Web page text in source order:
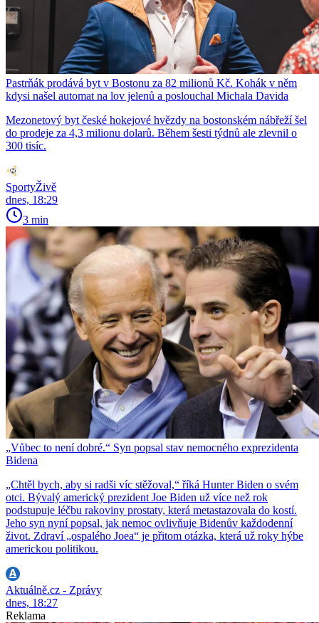
Pastrňák prodává byt v Bostonu za 82 milionů Kč. Kohák v něm
kdysi našel automat na lov jelenů a poslouchal Michala Davida
Mezonetový byt české hokejové hvězdy na bostonském nábřeží šel
do prodeje za 4,3 milionu dolarů. Během šesti týdnů ale zlevnil o
300 tisíc.
SportyŽivě
dnes, 18:29
3 min
„Vůbec to není dobré.“ Syn popsal stav nemocného exprezidenta
Bidena
„Chtěl bych, aby si radši víc stěžoval,“ říká Hunter Biden o svém
otci. Bývalý americký prezident Joe Biden už více než rok
podstupuje léčbu rakoviny prostaty, která metastazovala do kostí.
Jeho syn nyní popsal, jak nemoc ovlivňuje Bidenův každodenní
život. Zdraví „ospalého Joea“ je přitom otázka, která už roky hýbe
americkou politikou.
Aktuálně.cz - Zprávy
dnes, 18:27
Reklama